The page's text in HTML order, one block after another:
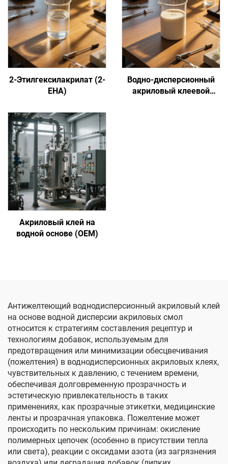
2-Этилгексилакрилат (2-
EHA)
Водно-дисперсионный
акриловый клеевой
Акриловый клей на
водной основе (OEM)
Антижелтеющий воднодисперсионный акриловый клей
на основе водной дисперсии акриловых смол
относится к стратегиям составления рецептур и
технологиям добавок, используемым для
предотвращения или минимизации обесцвечивания
(пожелтения) в воднодисперсионных акриловых клеях,
чувствительных к давлению, с течением времени,
обеспечивая долговременную прозрачность и
эстетическую привлекательность в таких
применениях, как прозрачные этикетки, медицинские
ленты и прозрачная упаковка. Пожелтение может
происходить по нескольким причинам: окисление
полимерных цепочек (особенно в присутствии тепла
или света), реакции с оксидами азота (из загрязнения